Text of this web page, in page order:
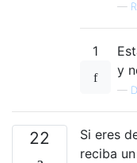
—
1
y
—
22
Si eres
reciba